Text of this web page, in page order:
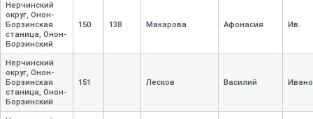
Нерчинский
округ, Онон-
Борзинская
станица, Онон-
Борзинский
150 138 Макарова Афонасия Ив.
Нерчинский
округ, Онон-
Борзинская
станица, Онон-
Борзинский
151 Лесков Василий